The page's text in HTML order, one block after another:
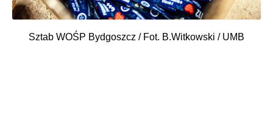
Sztab WOŚP Bydgoszcz / Fot. B.Witkowski / UMB